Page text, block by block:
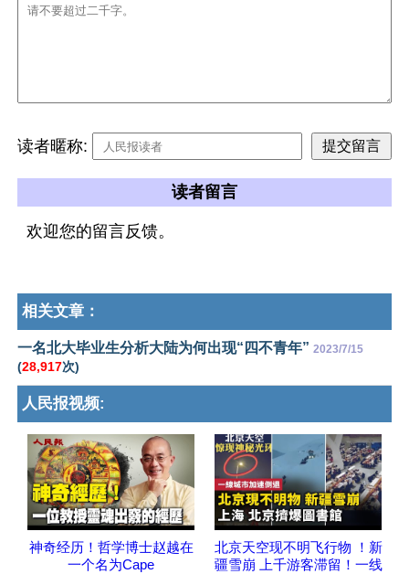
读者暱称:
读者留言
欢迎您的留言反馈。
相关文章：
一名北大毕业生分析大陆为何出现“四不青年” 2023/7/15
(28,917次)
人民报视频:
神奇经历！哲学博士赵越在
一个名为Cape
北京天空现不明飞行物 ！新
疆雪崩 上千游客滞留！一线